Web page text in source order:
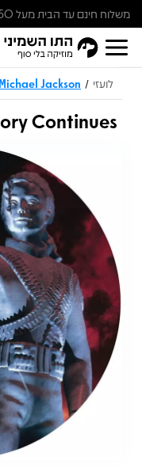
משלוח חינם
ש״ח
לועזי /
Michael Jackson
Continues